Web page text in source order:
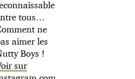
tous…
ne
aimer les
Boys !
sur